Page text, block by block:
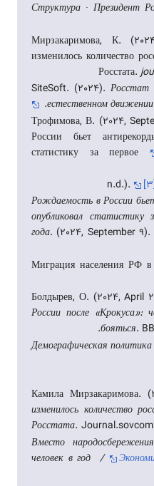
Структура ∙ Президент
Мирзакаримова, К.
изменилось количество
Росстата.
SiteSoft. (2024). Росстат
естественном
.
Трофимова, В. (2024,
России бьет
статистику за первое
Рождаемость в России
опубликовал статистику
года. (2024, September
Миграция населения РФ
Болдырев, О. (2024, April
России после
бояться.
.
Демографическая
Камила Мирзакаримова.
изменилось количество
Росстата.
Вместо
человек в год /